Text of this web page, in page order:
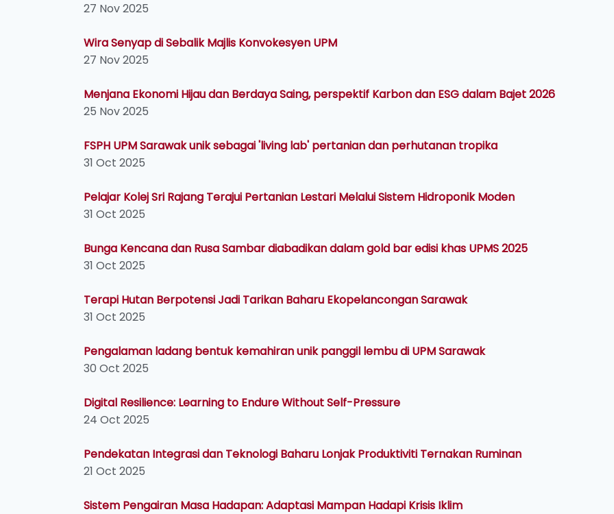
27 Nov 2025
Wira Senyap di Sebalik Majlis Konvokesyen UPM
27 Nov 2025
Menjana Ekonomi Hijau dan Berdaya Saing, perspektif Karbon dan ESG dalam Bajet 2026
25 Nov 2025
FSPH UPM Sarawak unik sebagai 'living lab' pertanian dan perhutanan tropika
31 Oct 2025
Pelajar Kolej Sri Rajang Terajui Pertanian Lestari Melalui Sistem Hidroponik Moden
31 Oct 2025
Bunga Kencana dan Rusa Sambar diabadikan dalam gold bar edisi khas UPMS 2025
31 Oct 2025
Terapi Hutan Berpotensi Jadi Tarikan Baharu Ekopelancongan Sarawak
31 Oct 2025
Pengalaman ladang bentuk kemahiran unik panggil lembu di UPM Sarawak
30 Oct 2025
Digital Resilience: Learning to Endure Without Self-Pressure
24 Oct 2025
Pendekatan Integrasi dan Teknologi Baharu Lonjak Produktiviti Ternakan Ruminan
21 Oct 2025
Sistem Pengairan Masa Hadapan: Adaptasi Mampan Hadapi Krisis Iklim